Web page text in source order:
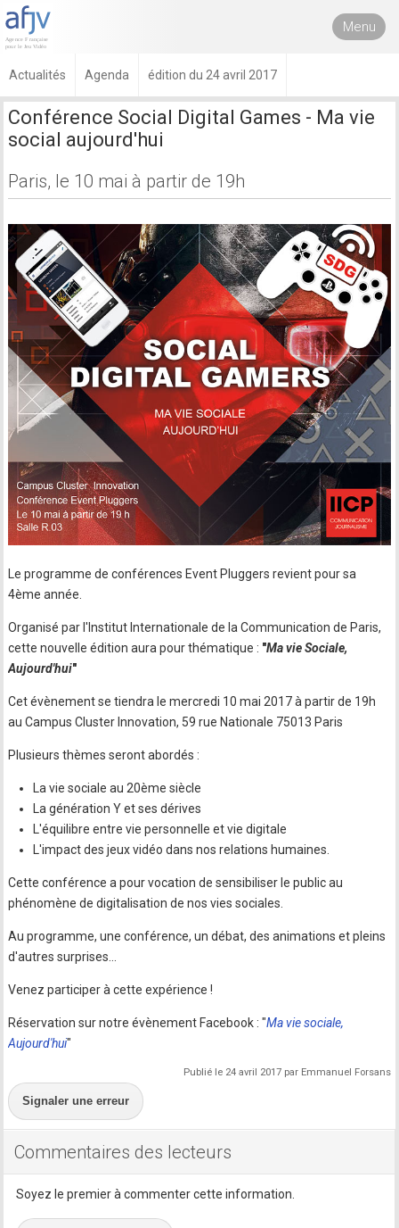
Menu
Actualités Agenda édition du 24 avril 2017
Conférence Social Digital Games - Ma vie
social aujourd'hui
Paris, le 10 mai à partir de 19h
Le programme de conférences Event Pluggers revient pour sa
4ème année.
Organisé par l'Institut Internationale de la Communication de Paris,
cette nouvelle édition aura pour thématique : "Ma vie Sociale,
Aujourd'hui"
Cet évènement se tiendra le mercredi 10 mai 2017 à partir de 19h
au Campus Cluster Innovation, 59 rue Nationale 75013 Paris
Plusieurs thèmes seront abordés :
La vie sociale au 20ème siècle
La génération Y et ses dérives
L'équilibre entre vie personnelle et vie digitale
L'impact des jeux vidéo dans nos relations humaines.
Cette conférence a pour vocation de sensibiliser le public au
phénomène de digitalisation de nos vies sociales.
Au programme, une conférence, un débat, des animations et pleins
d'autres surprises...
Venez participer à cette expérience !
Réservation sur notre évènement Facebook : "Ma vie sociale,
Aujourd'hui"
Publié le 24 avril 2017 par Emmanuel Forsans
Signaler une erreur
Commentaires des lecteurs
Soyez le premier à commenter cette information.